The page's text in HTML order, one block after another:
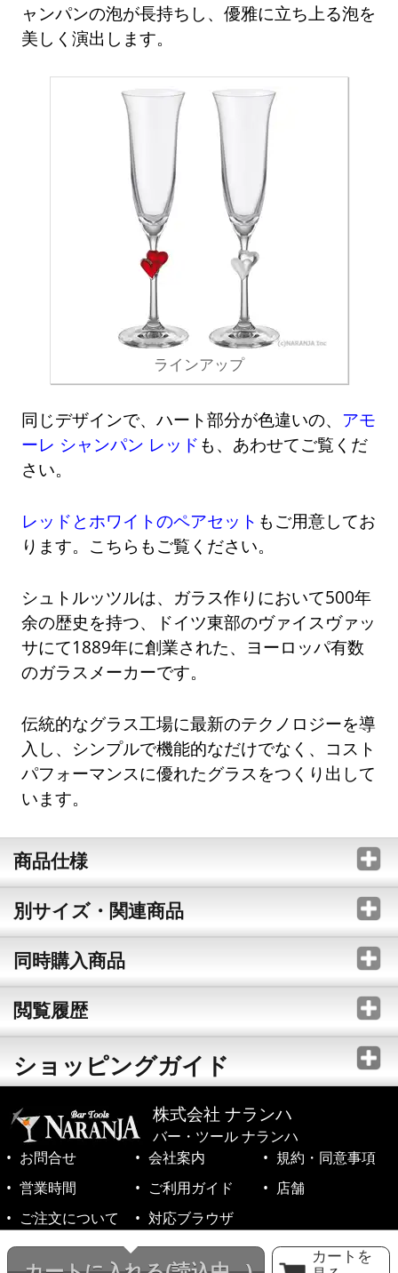
カートを
ャンパンの泡が長持ちし、優雅に立ち上る泡を
美しく演出します。
ラインアップ
同じデザインで、ハート部分が色違いの、 アモ
ーレ シャンパン レッド も、あわせてご覧くだ
さい。
レッドとホワイトのペアセット もご用意してお
ります。こちらもご覧ください。
シュトルッツルは、ガラス作りにおいて500年
余の歴史を持つ、ドイツ東部のヴァイスヴァッ
サにて1889年に創業された、ヨーロッパ有数
のガラスメーカーです。
伝統的なグラス工場に最新のテクノロジーを導
入し、シンプルで機能的なだけでなく、コスト
パフォーマンスに優れたグラスをつくり出して
います。
商品仕様
別サイズ・関連商品
同時購入商品
閲覧履歴
ショッピングガイド
株式会社 ナランハ
バー・ツール ナランハ
お問合せ
会社案内
規約・同意事項
営業時間
ご利用ガイド
店舗
ご注文について
対応ブラウザ
©1999-2026 NARANJA Inc. All Rights Reserved.